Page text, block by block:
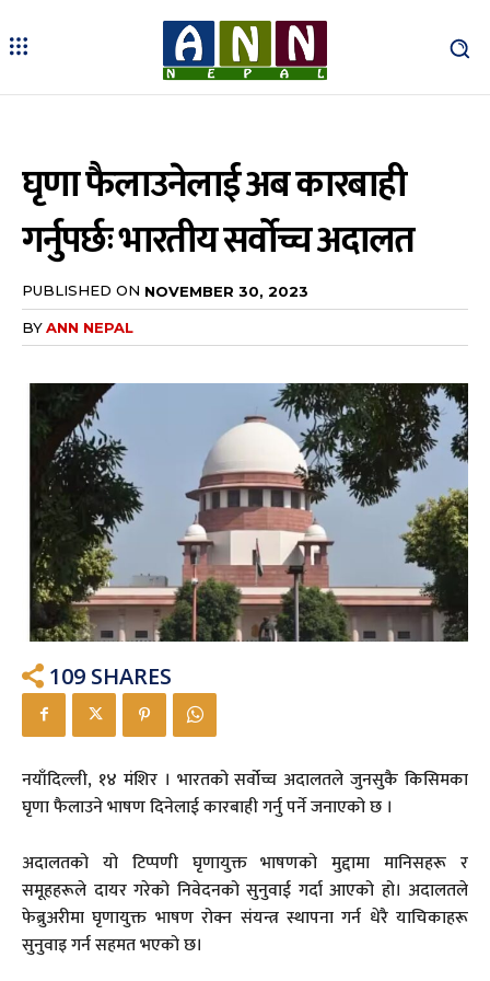
घृणा फैलाउनेलाई अब कारबाही
गर्नुपर्छः भारतीय सर्वोच्च अदालत
PUBLISHED ON NOVEMBER 30, 2023
BYANN NEPAL
109 SHARES
नयाँदिल्ली, १४ मंशिर । भारतको सर्वोच्च अदालतले जुनसुकै किसिमका
घृणा फैलाउने भाषण दिनेलाई कारबाही गर्नु पर्ने जनाएको छ ।
अदालतको यो टिप्पणी घृणायुक्त भाषणको मुद्दामा मानिसहरू र
समूहहरूले दायर गरेको निवेदनको सुनुवाई गर्दा आएको हो। अदालतले
फेब्रुअरीमा घृणायुक्त भाषण रोक्न संयन्त्र स्थापना गर्न धेरै याचिकाहरू
सुनुवाइ गर्न सहमत भएको छ।